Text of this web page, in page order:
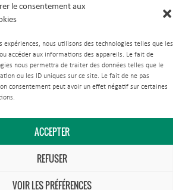
le consentement aux
expériences, nous utilisons des technologies telles que les
accéder aux informations des appareils. Le fait de
nous permettra de traiter des données telles que le
ou les ID uniques sur ce site. Le fait de ne pas
consentement peut avoir un effet négatif sur certaines
ACCEPTER
REFUSER
VOIR LES PRÉFÉRENCES